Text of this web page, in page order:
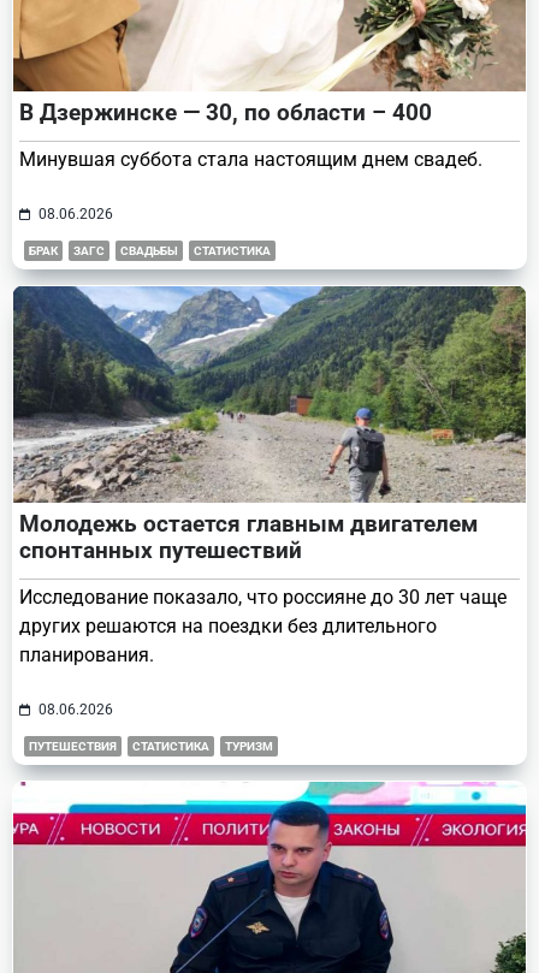
В Дзержинске — 30, по области – 400
Минувшая суббота стала настоящим днем свадеб.
08.06.2026
БРАК ЗАГС СВАДЬБЫ СТАТИСТИКА
Молодежь остается главным двигателем
спонтанных путешествий
Исследование показало, что россияне до 30 лет чаще
других решаются на поездки без длительного
планирования.
08.06.2026
ПУТЕШЕСТВИЯ СТАТИСТИКА ТУРИЗМ